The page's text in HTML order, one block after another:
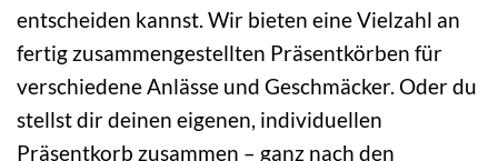
entscheiden kannst. Wir bieten eine Vielzahl an
fertig zusammengestellten Präsentkörben für
verschiedene Anlässe und Geschmäcker. Oder du
stellst dir deinen eigenen, individuellen
Präsentkorb zusammen – ganz nach den